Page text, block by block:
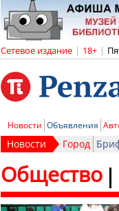
Сетевое издание | 18+ |
Новости Объявления
Новости Город
Общество